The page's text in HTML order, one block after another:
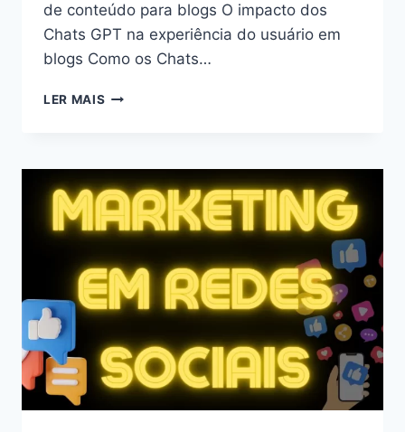
de conteúdo para blogs O impacto dos
Chats GPT na experiência do usuário em
blogs Como os Chats…
LER MAIS
GPT
PARA
BLOGS
EM